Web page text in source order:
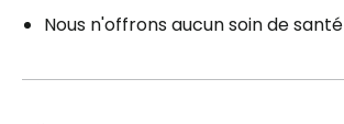
Nous n'offrons aucun soin de santé